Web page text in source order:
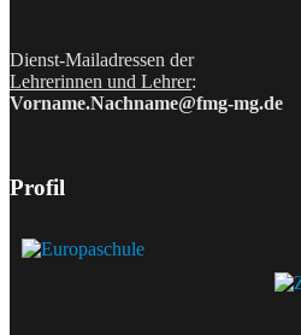
Dienst-Mailadressen der
Lehrerinnen und Lehrer:
Vorname.Nachname@fmg-mg.de
Profil